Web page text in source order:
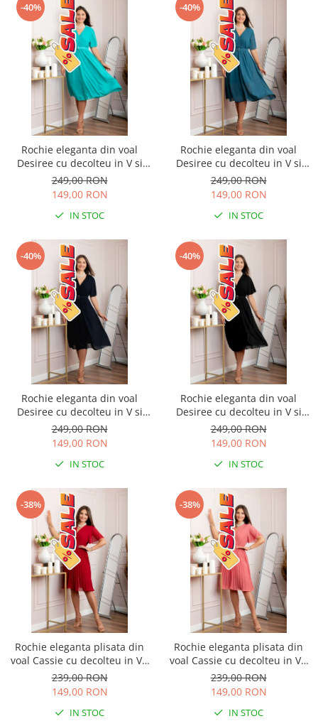
-40%
Rochie eleganta din voal
Desiree cu decolteu in V si
curea - Turcoaz aqua
249,00 RON
149,00 RON
IN STOC
-40%
Rochie eleganta din voal
Desiree cu decolteu in V si
curea - Turcoaz
249,00 RON
149,00 RON
IN STOC
-40%
Rochie eleganta din voal
Desiree cu decolteu in V si
curea - Bleumarin
249,00 RON
149,00 RON
IN STOC
-40%
Rochie eleganta din voal
Desiree cu decolteu in V si
curea - Negru
249,00 RON
149,00 RON
IN STOC
-38%
Rochie eleganta plisata din
voal Cassie cu decolteu in V -
Grena
239,00 RON
149,00 RON
IN STOC
-38%
Rochie eleganta plisata din
voal Cassie cu decolteu in V -
Corai
239,00 RON
149,00 RON
IN STOC